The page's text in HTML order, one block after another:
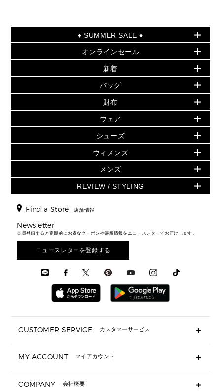
♦ SUMMER SALE ♦
セールおすすめアイテム
▶ ウィメンズ
バッグ
小物
シューズ・靴
ウェア
アクセサリー
時計
▶ メンズ
バッグ
ウェア
アクセサリー
オンラインセール
PRODUCT OF THE MONTH - 今月の特別価格
再値下げアイテム
追加アイテム
▶ ウィメンズすべて(ウェア・シューズ除く)
バッグ
財布・小物
ウェア
シューズ
時計・ジュエリー
アクセサリー
メンズ バッグ
メンズ 財布・小物
メンズ シューズ
メンズ ウェア
メンズ 時計・その他
新着
初夏のスタイル
▶ すべて
▶ ウィメンズすべて
財布・小物
アクセサリー
フレグランス
シューズ
▶ メンズすべて
メンズ財布・小物
メンズアクセサリー
メンズウェア
バッグ
人気の定番アイテム
日本限定 - バッグ
▶ ウィメンズすべて
トートバッグ
ショルダーバッグ
クロスボディ・斜め掛け
トラベル
3 IN 1 / 2 IN 1 バッグ
▶ メンズすべて
財布
日本限定 - 財布・小物
▶ ウィメンズすべて
GREENWICH
折り財布(二つ折り・三つ折り)
長財布
▶ メンズすべて
ウェア
▶ ウィメンズすべて
トップス
スカート・パンツ
ジャケット・アウター
▶ メンズすべて
シューズ
▶ ウィメンズすべて
サンダル
スニーカー
▶ メンズすべて
ウィメンズ
人気の定番アイテム
▶ ウィメンズすべて
▶ バッグすべて
通勤・通学アイテム
3 IN 1 バッグ
ミニ財布・フラグメントケース
▶ 小物すべて
定期ケース・カードケース・名刺入れ
メンズ
▶ メンズすべて
財布・小物
時計・ジュエリー
アクセサリー
REVIEW / STYLING
エディターレビュー
Find a Store 店舗情報
Newsletter
会員登録すると定期的にお得なクーポンや最新情報をニュースレターでお届けします。
ニュースレターを登録する
CUSTOMER SERVICE カスタマーサービス
ギフト用にラッピングができますか？
ショッピングバッグを購入商品分送ってもらえますか？
注文後に完了メールが受信できないのですが？
MY ACCOUNT マイアカウント
COMPANY 会社概要